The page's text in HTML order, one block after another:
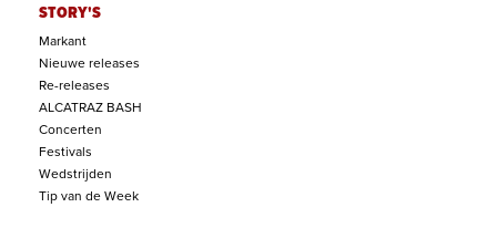
STORY'S
Markant
Nieuwe releases
Re-releases
ALCATRAZ BASH
Concerten
Festivals
Wedstrijden
Tip van de Week